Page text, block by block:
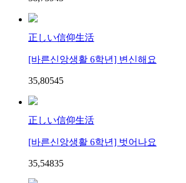
正しい信仰生活
[바른신앙생활 6학년] 변신해요
35,80545
正しい信仰生活
[바른신앙생활 6학년] 벗어나요
35,54835